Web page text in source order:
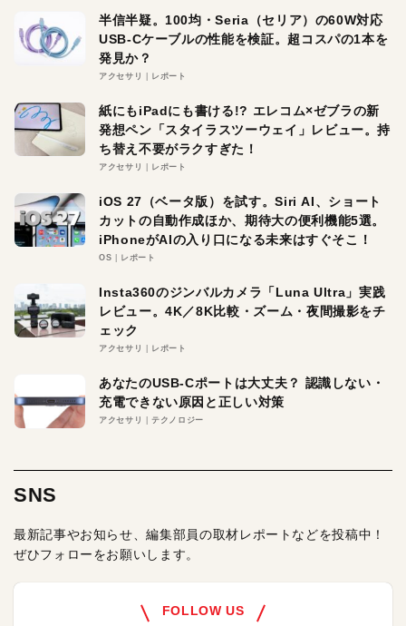
半信半疑。100均・Seria（セリア）の60W対応
USB-Cケーブルの性能を検証。超コスパの1本を
発見か？
アクセサリ レポート
紙にもiPadにも書ける!? エレコム×ゼブラの新
発想ペン「スタイラスツーウェイ」レビュー。持
ち替え不要がラクすぎた！
アクセサリ レポート
iOS 27（ベータ版）を試す。Siri AI、ショート
カットの自動作成ほか、期待大の便利機能5選。
iPhoneがAIの入り口になる未来はすぐそこ！
OS レポート
Insta360のジンバルカメラ「Luna Ultra」実践
レビュー。4K／8K比較・ズーム・夜間撮影をチ
ェック
アクセサリ レポート
あなたのUSB-Cポートは大丈夫？ 認識しない・
充電できない原因と正しい対策
アクセサリ テクノロジー
SNS
最新記事やお知らせ、編集部員の取材レポートなどを投稿中！
ぜひフォローをお願いします。
FOLLOW US